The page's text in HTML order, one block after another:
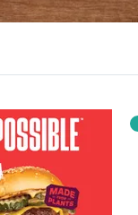
גלידות טבעוניות
גיפט קארד